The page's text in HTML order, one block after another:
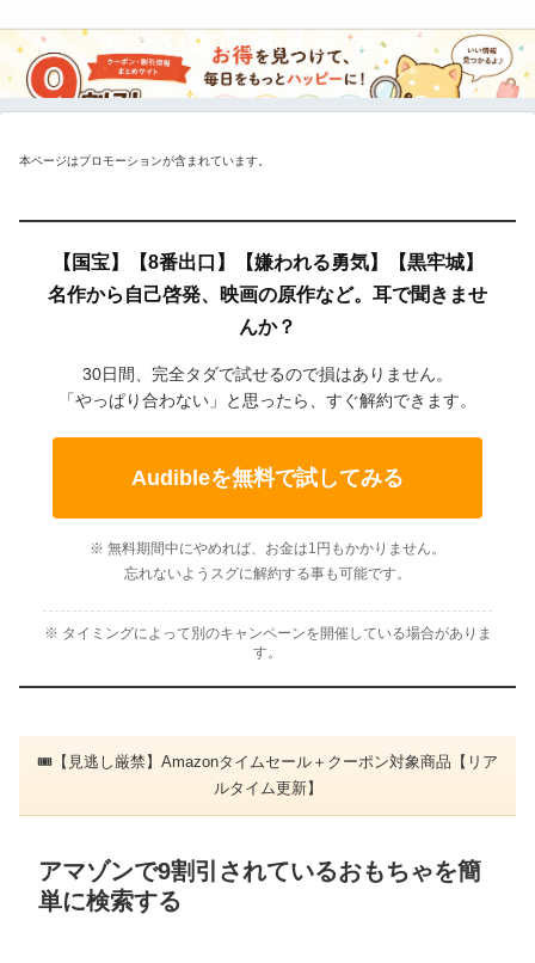
9割引されている商品を簡単に検索
本ページはプロモーションが含まれています。
【国宝】【8番出口】【嫌われる勇気】【黒牢城】
名作から自己啓発、映画の原作など。耳で聞きませ
んか？
30日間、完全タダで試せるので損はありません。
「やっぱり合わない」と思ったら、すぐ解約できます。
Audibleを無料で試してみる
※ 無料期間中にやめれば、お金は1円もかかりません。
忘れないようスグに解約する事も可能です。
※ タイミングによって別のキャンペーンを開催している場合がありま
す。
🎟【見逃し厳禁】Amazonタイムセール＋クーポン対象商品【リア
ルタイム更新】
アマゾンで9割引されているおもちゃを簡
単に検索する